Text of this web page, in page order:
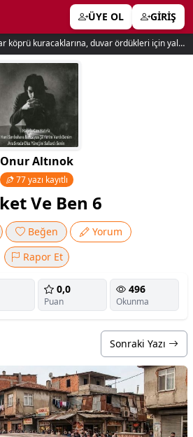
ÜYE OL GİRİŞ
Aşk köprü kurmaktır. insanlar köprü kuracaklarına, duvar ördükleri için yalnız kalırlar. newton
Onur Altınok
77 yazı kayıtlı
Ve Ben 6
Beğen
Yorum
Rapor Et
0,0
Puan
496
Okunma
Sonraki Yazı